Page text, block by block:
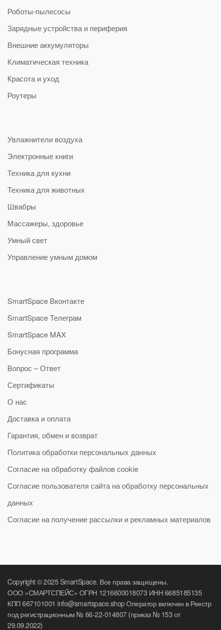
Роботы-пылесосы
Зарядные устройства и периферия
Внешние аккумуляторы
Климатическая техника
Красота и уход
Роутеры
Увлажнители воздуха
Электронные книги
Техника для кухни
Техника для животных
Швабры
Массажеры, здоровье
Умный свет
Управление умным домом
SmartSpace Вконтакте
SmartSpace Телеграм
SmartSpace MAX
Бонусная программа
Вопрос – Ответ
Сертификаты
О нас
Доставка и оплата
Гарантия, обмен и возврат
Политика обработки персональных данных
Согласие на обработку файлов cookie
Согласие пользователя сайта на обработку персональных
данных
Согласие на получение рассылки и рекламных материалов
Copyright © 2025 SmartSpace. Все права защищены.
ООО «СМАРТСПЕЙС» ОГРН 1216600018073 ИНН 6685185135
КПП 667101001 info@smartspace.shop Оператор включен в Реестр
под регистрационным № 66-22-014807 (приказ № 153 от
29.09.2022)